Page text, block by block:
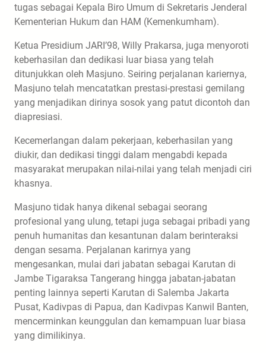
tugas sebagai Kepala Biro Umum di Sekretaris Jenderal
Kementerian Hukum dan HAM (Kemenkumham).
Ketua Presidium JARI’98, Willy Prakarsa, juga menyoroti
keberhasilan dan dedikasi luar biasa yang telah
ditunjukkan oleh Masjuno. Seiring perjalanan kariernya,
Masjuno telah mencatatkan prestasi-prestasi gemilang
yang menjadikan dirinya sosok yang patut dicontoh dan
diapresiasi.
Kecemerlangan dalam pekerjaan, keberhasilan yang
diukir, dan dedikasi tinggi dalam mengabdi kepada
masyarakat merupakan nilai-nilai yang telah menjadi ciri
khasnya.
Masjuno tidak hanya dikenal sebagai seorang
profesional yang ulung, tetapi juga sebagai pribadi yang
penuh humanitas dan kesantunan dalam berinteraksi
dengan sesama. Perjalanan karirnya yang
mengesankan, mulai dari jabatan sebagai Karutan di
Jambe Tigaraksa Tangerang hingga jabatan-jabatan
penting lainnya seperti Karutan di Salemba Jakarta
Pusat, Kadivpas di Papua, dan Kadivpas Kanwil Banten,
mencerminkan keunggulan dan kemampuan luar biasa
yang dimilikinya.